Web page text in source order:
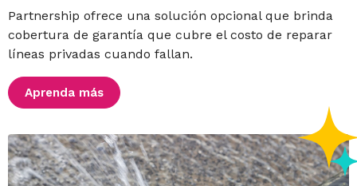
Partnership ofrece una solución opcional que brinda
cobertura de garantía que cubre el costo de reparar
líneas privadas cuando fallan.
Aprenda más